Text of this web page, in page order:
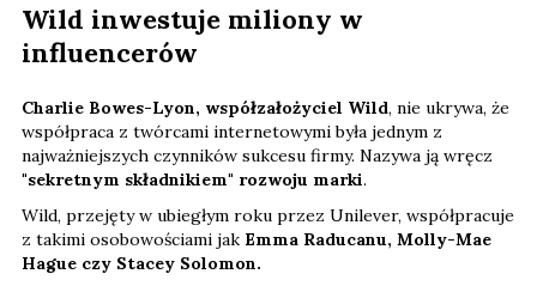
Wild inwestuje miliony w
influencerów
Charlie Bowes-Lyon, współzałożyciel Wild, nie ukrywa, że
współpraca z twórcami internetowymi była jednym z
najważniejszych czynników sukcesu firmy. Nazywa ją wręcz
"sekretnym składnikiem" rozwoju marki.
Wild, przejęty w ubiegłym roku przez Unilever, współpracuje
z takimi osobowościami jak Emma Raducanu, Molly-Mae
Hague czy Stacey Solomon.